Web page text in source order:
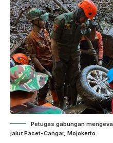
Petugas gabungan
jalur Pacet-Cangar, Mojokerto.